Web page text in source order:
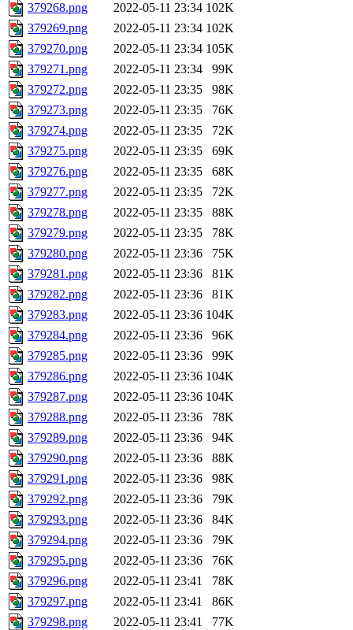
379268.png
2022-05-11 23:34 102K
379269.png
2022-05-11 23:34 102K
379270.png
2022-05-11 23:34 105K
379271.png
2022-05-11 23:34
99K
379272.png
2022-05-11 23:35
98K
379273.png
2022-05-11 23:35
76K
379274.png
2022-05-11 23:35
72K
379275.png
2022-05-11 23:35
69K
379276.png
2022-05-11 23:35
68K
379277.png
2022-05-11 23:35
72K
379278.png
2022-05-11 23:35
88K
379279.png
2022-05-11 23:35
78K
379280.png
2022-05-11 23:36
75K
379281.png
2022-05-11 23:36
81K
379282.png
2022-05-11 23:36
81K
379283.png
2022-05-11 23:36 104K
379284.png
2022-05-11 23:36
96K
379285.png
2022-05-11 23:36
99K
379286.png
2022-05-11 23:36 104K
379287.png
2022-05-11 23:36 104K
379288.png
2022-05-11 23:36
78K
379289.png
2022-05-11 23:36
94K
379290.png
2022-05-11 23:36
88K
379291.png
2022-05-11 23:36
98K
379292.png
2022-05-11 23:36
79K
379293.png
2022-05-11 23:36
84K
379294.png
2022-05-11 23:36
79K
379295.png
2022-05-11 23:36
76K
379296.png
2022-05-11 23:41
78K
379297.png
2022-05-11 23:41
86K
379298.png
2022-05-11 23:41
77K